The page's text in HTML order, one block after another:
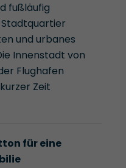
fußläufig
und urbanes
Innenstadt von
Flughafen
Zeit
für eine